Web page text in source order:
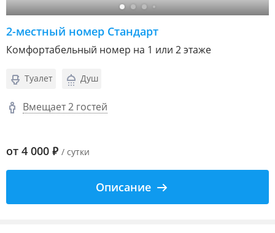
2-местный номер Стандарт
Комфортабельный номер на 1 или 2 этаже
Туалет Душ
Вмещает 2 гостей
от 4 000 ₽ / сутки
Описание